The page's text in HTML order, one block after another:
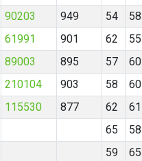
90203 949 54
58
61991 901 62
55
89003 895 57
60
210104 903 58
60
115530 877 62
61
65
58
59
65